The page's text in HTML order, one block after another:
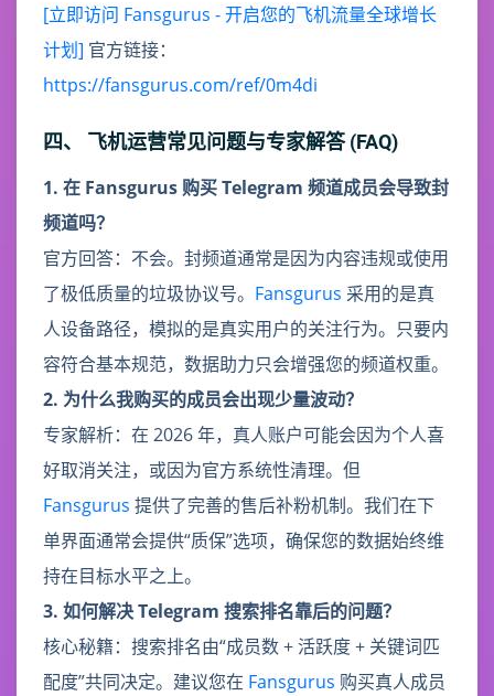
[立即访问 Fansgurus - 开启您的飞机流量全球增长
计划] 官方链接：
https://fansgurus.com/ref/0m4di
四、 飞机运营常见问题与专家解答 (FAQ)
1. 在 Fansgurus 购买 Telegram 频道成员会导致封
频道吗？
官方回答：不会。封频道通常是因为内容违规或使用
了极低质量的垃圾协议号。 Fansgurus 采用的是真
人设备路径，模拟的是真实用户的关注行为。只要内
容符合基本规范，数据助力只会增强您的频道权重。
2. 为什么我购买的成员会出现少量波动？
专家解析：在 2026 年，真人账户可能会因为个人喜
好取消关注，或因为官方系统性清理。但
Fansgurus 提供了完善的售后补粉机制。我们在下
单界面通常会提供“质保”选项，确保您的数据始终维
持在目标水平之上。
3. 如何解决 Telegram 搜索排名靠后的问题？
核心秘籍：搜索排名由“成员数 + 活跃度 + 关键词匹
配度”共同决定。建议您在 Fansgurus 购买真人成员